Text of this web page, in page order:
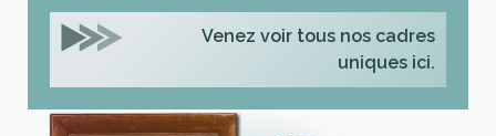
Venez voir tous nos cadres
uniques ici.